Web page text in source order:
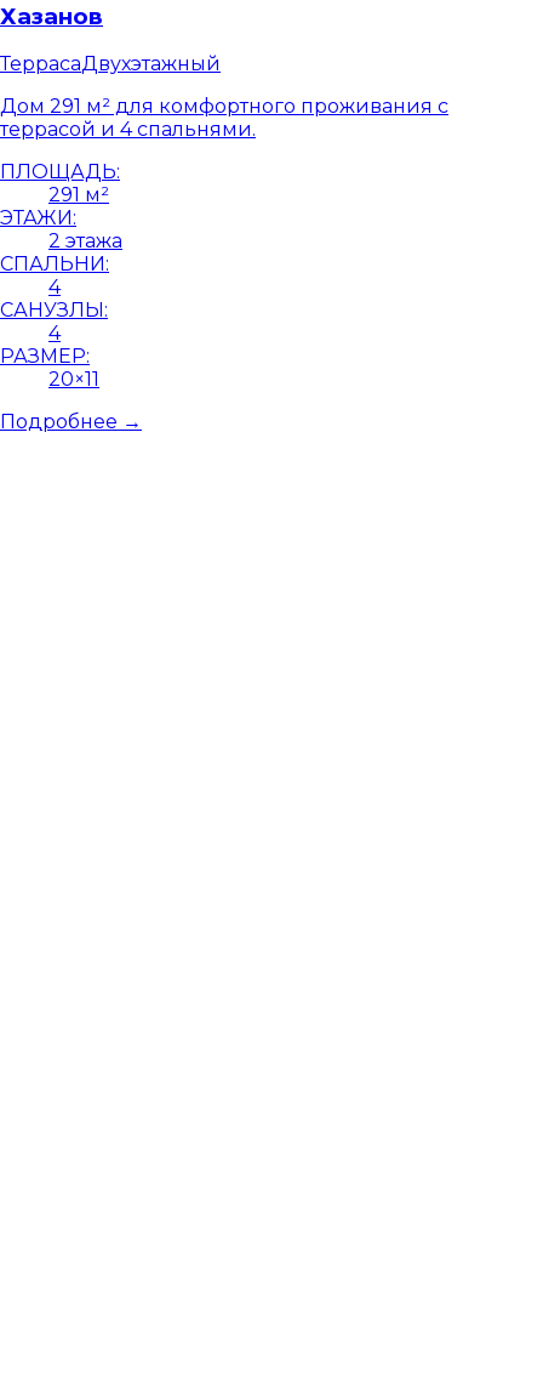
Хазанов
ТеррасаДвухэтажный
Дом 291 м² для комфортного проживания с
террасой и 4 спальнями.
ПЛОЩАДЬ:
291 м²
ЭТАЖИ:
2 этажа
СПАЛЬНИ:
4
САНУЗЛЫ:
4
РАЗМЕР:
20×11
Подробнее →